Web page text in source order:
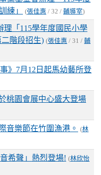
練」
(張佳惠 / 32 / 輔導室)
理「115學年度國民小學
階段招生) (張佳惠 / 31 / 輔
》7月12日起馬幼藝所登
桃園會展中心盛大登場
音樂節在竹圍漁港。 (林
希聲」熱烈登場! (林欣怡